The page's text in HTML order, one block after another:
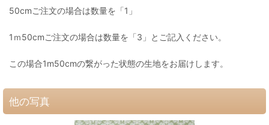
50cmご注文の場合は数量を「1」
1ｍ50cmご注文の場合は数量を「3」とご記入ください。
この場合1m50cmの繋がった状態の生地をお届けします。
他の写真